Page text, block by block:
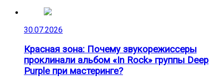
30.07.2026
Красная зона: Почему звукорежиссеры
проклинали альбом «In Rock» группы Deep
Purple при мастеринге?